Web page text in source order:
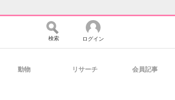
検索 ログイン
動物 リサーチ 会員記事